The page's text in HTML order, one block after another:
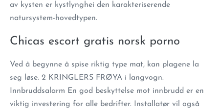
av kysten er kystlynghei den karakteriserende
natursystem-hovedtypen.
Chicas escort gratis norsk porno
Ved å begynne å spise riktig type mat, kan plagene la
seg løse. 2 KRINGLERS FRØYA i langvogn.
Innbruddsalarm En god beskyttelse mot innbrudd er en
viktig investering for alle bedrifter. Installatør vil også